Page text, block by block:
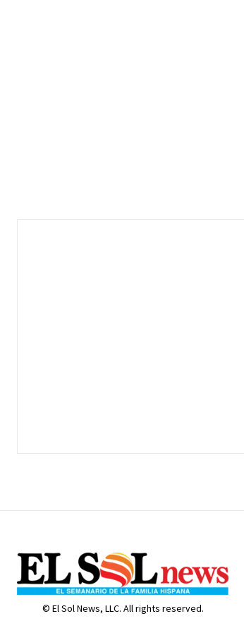
© El Sol News, LLC. All rights reserved.